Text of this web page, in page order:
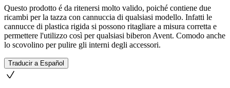
Questo prodotto é da ritenersi molto valido, poiché contiene due
ricambi per la tazza con cannuccia di qualsiasi modello. Infatti le
cannucce di plastica rigida si possono ritagliare a misura corretta e
permettere l'utilizzo così per qualsiasi biberon Avent. Comodo anche
lo scovolino per pulire gli interni degli accessori.
Traducir a Español